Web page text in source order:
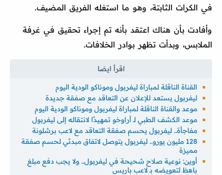
في الكرات الثابتة، وهو ما استغله الفريق المضيف.
وأفادت بأن هناك اعتقد بأنه تم إجراء تحقيق في غرفة
الملابس، وبدأت تظهر بوادر الخلافات.
القناة الناقلة لمباراة ليفربول وموناكو الودية اليوم
ليفربول يستعد للإعلان عن التعاقد مع صفقة جديدة
موعد والقناة الناقلة لمباراة ليفربول وموناكو الودية اليوم
موعد الكشف الطبي لـ أراوخو تمهيدًا لانتقاله إلى ليفربول
مفاجأة.. ليفربول يحسم صفقة التعاقد مع لاعب برشلونة
128 مليون يورو.. ليفربول يتوصل لاتفاق مبدئي لحسم صفقة
مميزة
أوين: نوعية صلاح شحيحة في ليفربول.. ولا يجب دفع مبلغ
باهظ لتعويضه بـ لاعب باريس